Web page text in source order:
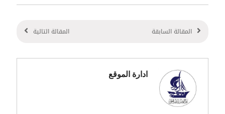
المقالة السابقة المقالة التالية
ادارة الموقع